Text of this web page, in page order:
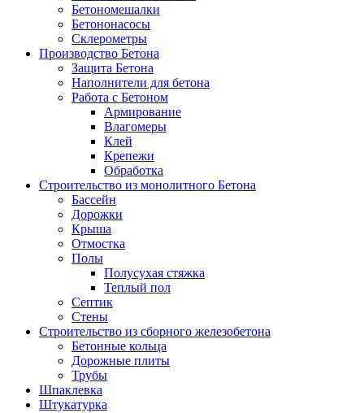
Бетономешалки
Бетононасосы
Склерометры
Производство Бетона
Защита Бетона
Наполнители для бетона
Работа с Бетоном
Армирование
Влагомеры
Клей
Крепежи
Обработка
Строительство из монолитного Бетона
Бассейн
Дорожки
Крыша
Отмостка
Полы
Полусухая стяжка
Теплый пол
Септик
Стены
Строительство из сборного железобетона
Бетонные кольца
Дорожные плиты
Трубы
Шпаклевка
Штукатурка